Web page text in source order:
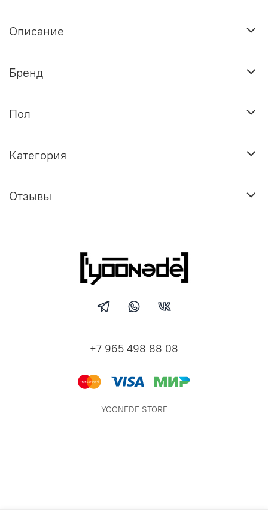
Описание
Бренд
Пол
Категория
Отзывы
+7 965 498 88 08
YOONEDE STORE